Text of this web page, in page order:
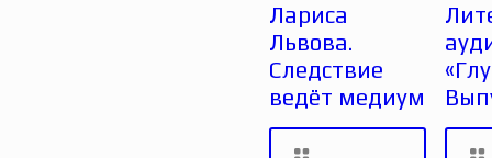
Лариса
Львова.
Следствие
ведёт медиум